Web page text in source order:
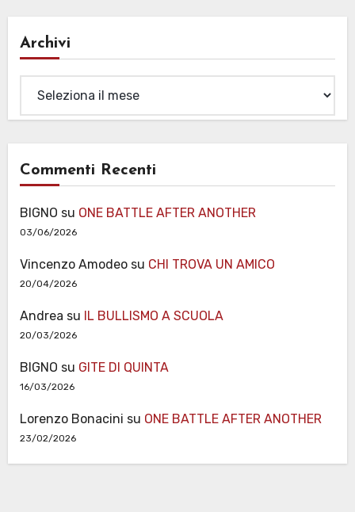
Archivi
Commenti Recenti
BIGNO su ONE BATTLE AFTER ANOTHER
03/06/2026
Vincenzo Amodeosu CHI TROVA UN AMICO
20/04/2026
Andrea su IL BULLISMO A SCUOLA
20/03/2026
BIGNO su GITE DI QUINTA
16/03/2026
Lorenzo Bonacini su ONE BATTLE AFTER ANOTHER
23/02/2026